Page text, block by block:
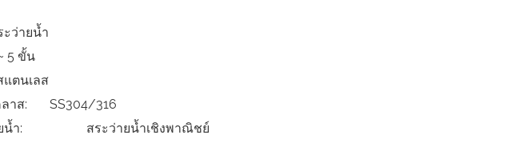
ว่ายน้ำ
5 ขั้น
เลส
ลาส: SS304/316
ายน้ำ: สระว่ายน้ำเชิงพาณิชย์